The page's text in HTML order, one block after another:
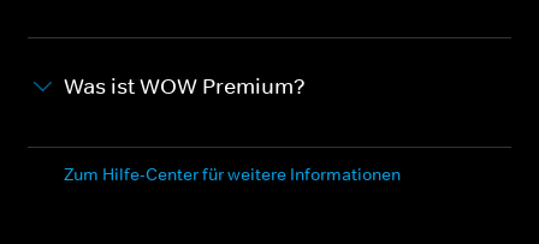
Was ist WOW Premium?
Zum Hilfe-Center für weitere Informationen